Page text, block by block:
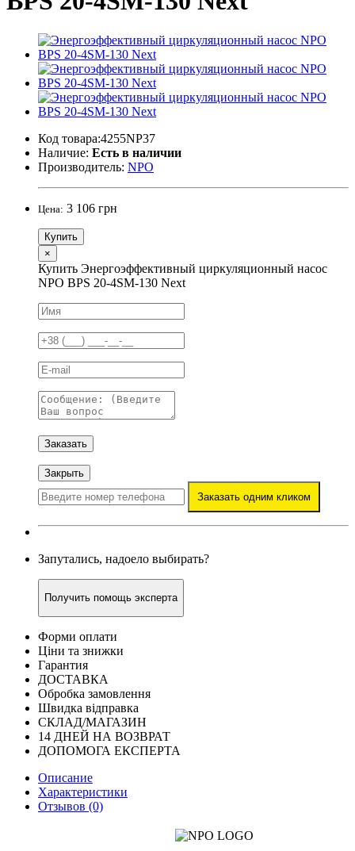
Код товара:4255NP37
Наличие: Есть в наличии
Производитель: NPO
Цена: 3 106 грн
Купить
×
Купить Энергоэффективный циркуляционный насос
NPO BPS 20-4SM-130 Next
Заказать
Закрыть
Заказать одним кликом
Запутались, надоело выбирать?
Получить помощь эксперта
Форми оплати
Ціни та знижки
Гарантия
ДОСТАВКА
Обробка замовлення
Швидка відправка
СКЛАД/МАГАЗИН
14 ДНЕЙ НА ВОЗВРАТ
ДОПОМОГА ЕКСПЕРТА
Описание
Характеристики
Отзывов (0)